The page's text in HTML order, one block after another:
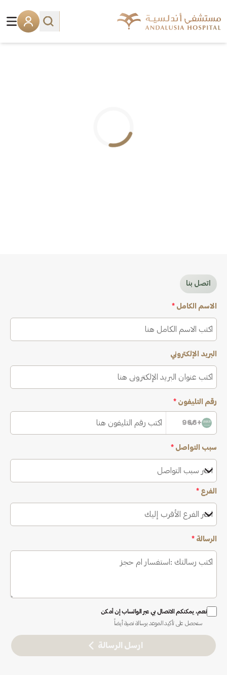
اتصل بنا
الاسم الكامل *
البريد الإلكتروني
رقم التليفون *
+966
سبب التواصل *
اختر سبب التواصل
الفرع *
اختر الفرع الأقرب إليك
الرسالة *
نعم، يمكنكم الاتصال بي عبر الواتساب إن أمكن
ستحصل على تأكيد الموعد برسالة نصية أيضاً
ارسل الرسالة